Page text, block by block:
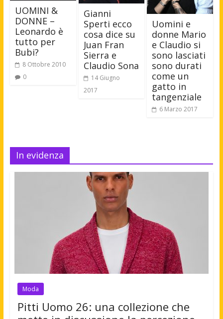
UOMINI &
DONNE –
Leonardo è
tutto per
Bubi?
8 Ottobre 2010
0
Gianni
Sperti ecco
cosa dice su
Juan Fran
Sierra e
Claudio Sona
14 Giugno
2017
Uomini e
donne Mario
e Claudio si
sono lasciati
sono durati
come un
gatto in
tangenziale
6 Marzo 2017
In evidenza
Moda
Pitti Uomo 26: una collezione che